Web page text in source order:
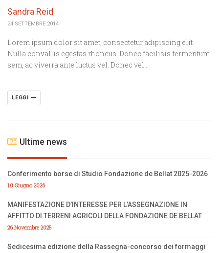
Sandra Reid
24 SETTEMBRE 2014
Lorem ipsum dolor sit amet, consectetur adipiscing elit.
Nulla convallis egestas rhoncus. Donec facilisis fermentum
sem, ac viverra ante luctus vel. Donec vel…
LEGGI
Ultime news
Conferimento borse di Studio Fondazione de Bellat 2025-2026
10 Giugno 2026
MANIFESTAZIONE D’INTERESSE PER L’ASSEGNAZIONE IN
AFFITTO DI TERRENI AGRICOLI DELLA FONDAZIONE DE BELLAT
26 Novembre 2025
Sedicesima edizione della Rassegna-concorso dei formaggi